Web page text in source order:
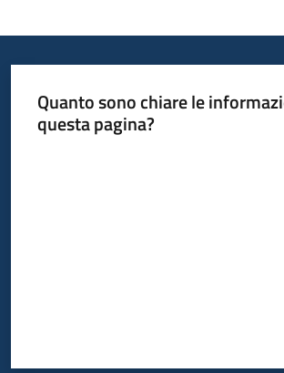
Quanto sono chiare le
questa pagina?